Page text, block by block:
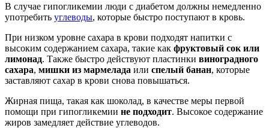
В случае гипогликемии люди с диабетом должны немедленно
употребить углеводы, которые быстро поступают в кровь.
При низком уровне сахара в крови подходят напитки с
высоким содержанием сахара, такие как фруктовый сок или
лимонад. Также быстро действуют пластинки виноградного
сахара, мишки из мармелада или спелый банан, которые
заставляют сахар в крови снова повышаться.
Жирная пища, такая как шоколад, в качестве меры первой
помощи при гипогликемии не подходит. Высокое содержание
жиров замедляет действие углеводов.